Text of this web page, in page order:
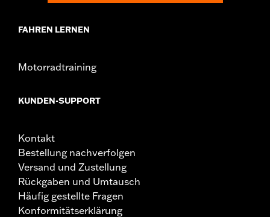
FAHREN LERNEN
Motorradtraining
KUNDEN-SUPPORT
Kontakt
Bestellung nachverfolgen
Versand und Zustellung
Rückgaben und Umtausch
Häufig gestellte Fragen
Konformitätserklärung